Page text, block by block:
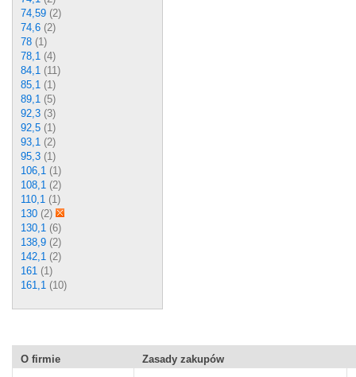
74,59 (2)
74,6 (2)
78 (1)
78,1 (4)
84,1 (11)
85,1 (1)
89,1 (5)
92,3 (3)
92,5 (1)
93,1 (2)
95,3 (1)
106,1 (1)
108,1 (2)
110,1 (1)
130 (2)
130,1 (6)
138,9 (2)
142,1 (2)
161 (1)
161,1 (10)
O firmie
Zasady zakupów